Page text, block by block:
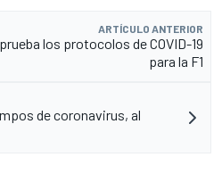
ARTÍCULO ANTERIOR
los protocolos de COVID-19
para la F1
de coronavirus, al